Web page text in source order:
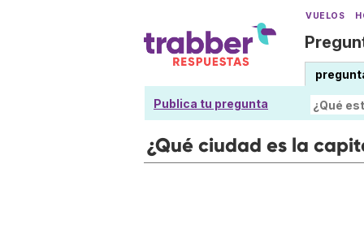
VUELOS
Publica tu pregunta
¿Qué ciudad es la